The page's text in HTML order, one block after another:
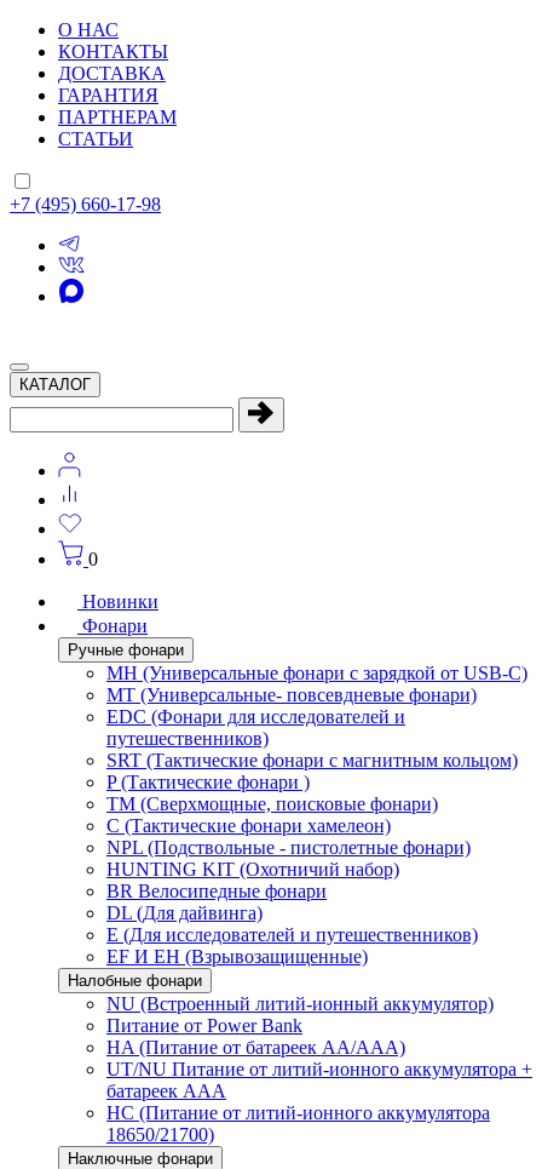
О НАС
КОНТАКТЫ
ДОСТАВКА
ГАРАНТИЯ
ПАРТНЕРАМ
СТАТЬИ
+7 (495) 660-17-98
КАТАЛОГ
0
Новинки
Фонари
Ручные фонари
MH (Универсальные фонари с зарядкой от USB-C)
MT (Универсальные- повсевдневые фонари)
EDC (Фонари для исследователей и
путешественников)
SRT (Тактические фонари с магнитным кольцом)
P (Тактические фонари )
TM (Сверхмощные, поисковые фонари)
C (Тактические фонари хамелеон)
NPL (Подствольные - пистолетные фонари)
HUNTING KIT (Охотничий набор)
BR Велосипедные фонари
DL (Для дайвинга)
E (Для исследователей и путешественников)
EF И EH (Взрывозащищенные)
Налобные фонари
NU (Встроенный литий-ионный аккумулятор)
Питание от Power Bank
HA (Питание от батареек AA/AAA)
UT/NU Питание от литий-ионного аккумулятора +
батареек AAA
HC (Питание от литий-ионного аккумулятора
18650/21700)
Наключные фонари